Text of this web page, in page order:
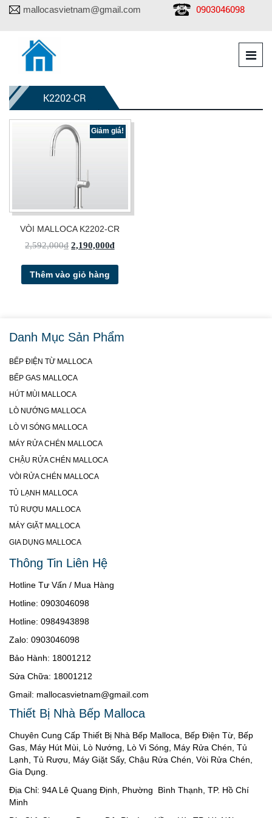
mallocasvietnam@gmail.com 0903046098
K2202-CR
Giảm giá!
VÒI MALLOCA K2202-CR
2,592,000₫ 2,190,000₫
Thêm vào giỏ hàng
Danh Mục Sản Phẩm
BẾP ĐIỆN TỪ MALLOCA
BẾP GAS MALLOCA
HÚT MÙI MALLOCA
LÒ NƯỚNG MALLOCA
LÒ VI SÓNG MALLOCA
MÁY RỬA CHÉN MALLOCA
CHẬU RỬA CHÉN MALLOCA
VÒI RỬA CHÉN MALLOCA
TỦ LẠNH MALLOCA
TỦ RƯỢU MALLOCA
MÁY GIẶT MALLOCA
GIA DỤNG MALLOCA
Thông Tin Liên Hệ
Hotline Tư Vấn / Mua Hàng
Hotline: 0903046098
Hotline: 0984943898
Zalo: 0903046098
Bảo Hành: 18001212
Sửa Chữa: 18001212
Gmail: mallocasvietnam@gmail.com
Thiết Bị Nhà Bếp Malloca
Chuyên Cung Cấp Thiết Bị Nhà Bếp Malloca, Bếp Điện Từ, Bếp
Gas, Máy Hút Mùi, Lò Nướng, Lò Vi Sóng, Máy Rửa Chén, Tủ
Lạnh, Tủ Rượu, Máy Giặt Sấy, Chậu Rửa Chén, Vòi Rửa Chén,
Gia Dụng.
Địa Chỉ: 94A Lê Quang Định, Phường Bình Thạnh, TP. Hồ Chí
Minh